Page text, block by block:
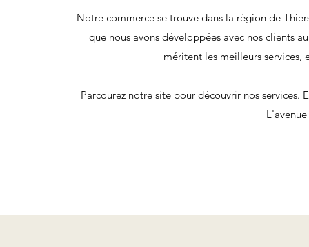
Notre commerce se trouve dans la région de
que nous avons développées avec nos clients
méritent les meilleurs services,
Parcourez notre site pour découvrir nos services.